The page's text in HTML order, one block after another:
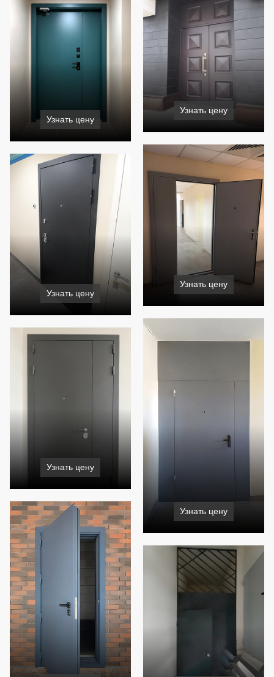
Узнать цену
Узнать цену
Узнать цену
Узнать цену
Узнать цену
Узнать цену